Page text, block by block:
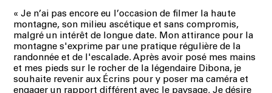
«Je n’ai pas encore eu l’occasion de filmer la haute
montagne, son milieu ascétique etsans compromis,
malgré un intérêt de longue date. Mon attirance pour la
montagne s'exprime par une pratique régulière de la
randonnée et de l'escalade. Après avoir posé mes mains
et mes pieds sur le rocher de la légendaire Dibona, je
souhaite revenir aux Écrins pour y poser ma caméra et
engager un rapport différent avec le paysage. Je désire